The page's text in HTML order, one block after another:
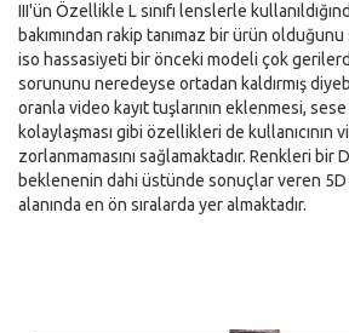
III'ün Özellikle L sınıfı lenslerle
bakımından rakip tanımaz bir ürün
iso hassasiyeti bir önceki modeli çok
sorununu neredeyse ortadan kaldırmış
oranla video kayıt tuşlarının eklenmesi,
kolaylaşması gibi özellikleri de kullanıcının
zorlanmamasını sağlamaktadır. Renkleri bir
beklenenin dahi üstünde sonuçlar veren
alanında en ön sıralarda yer almaktadır.